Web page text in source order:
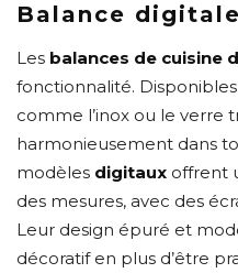
Balance
Les balances de cuisine
fonctionnalité.
comme l’inox ou le verre
harmonieusement dans
modèles digitaux offrent
des mesures, avec des
Leur design épuré et
décoratif en plus d’être